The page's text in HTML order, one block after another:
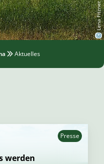
©
Lena Fitzner
Aktuelles
werden
Presse